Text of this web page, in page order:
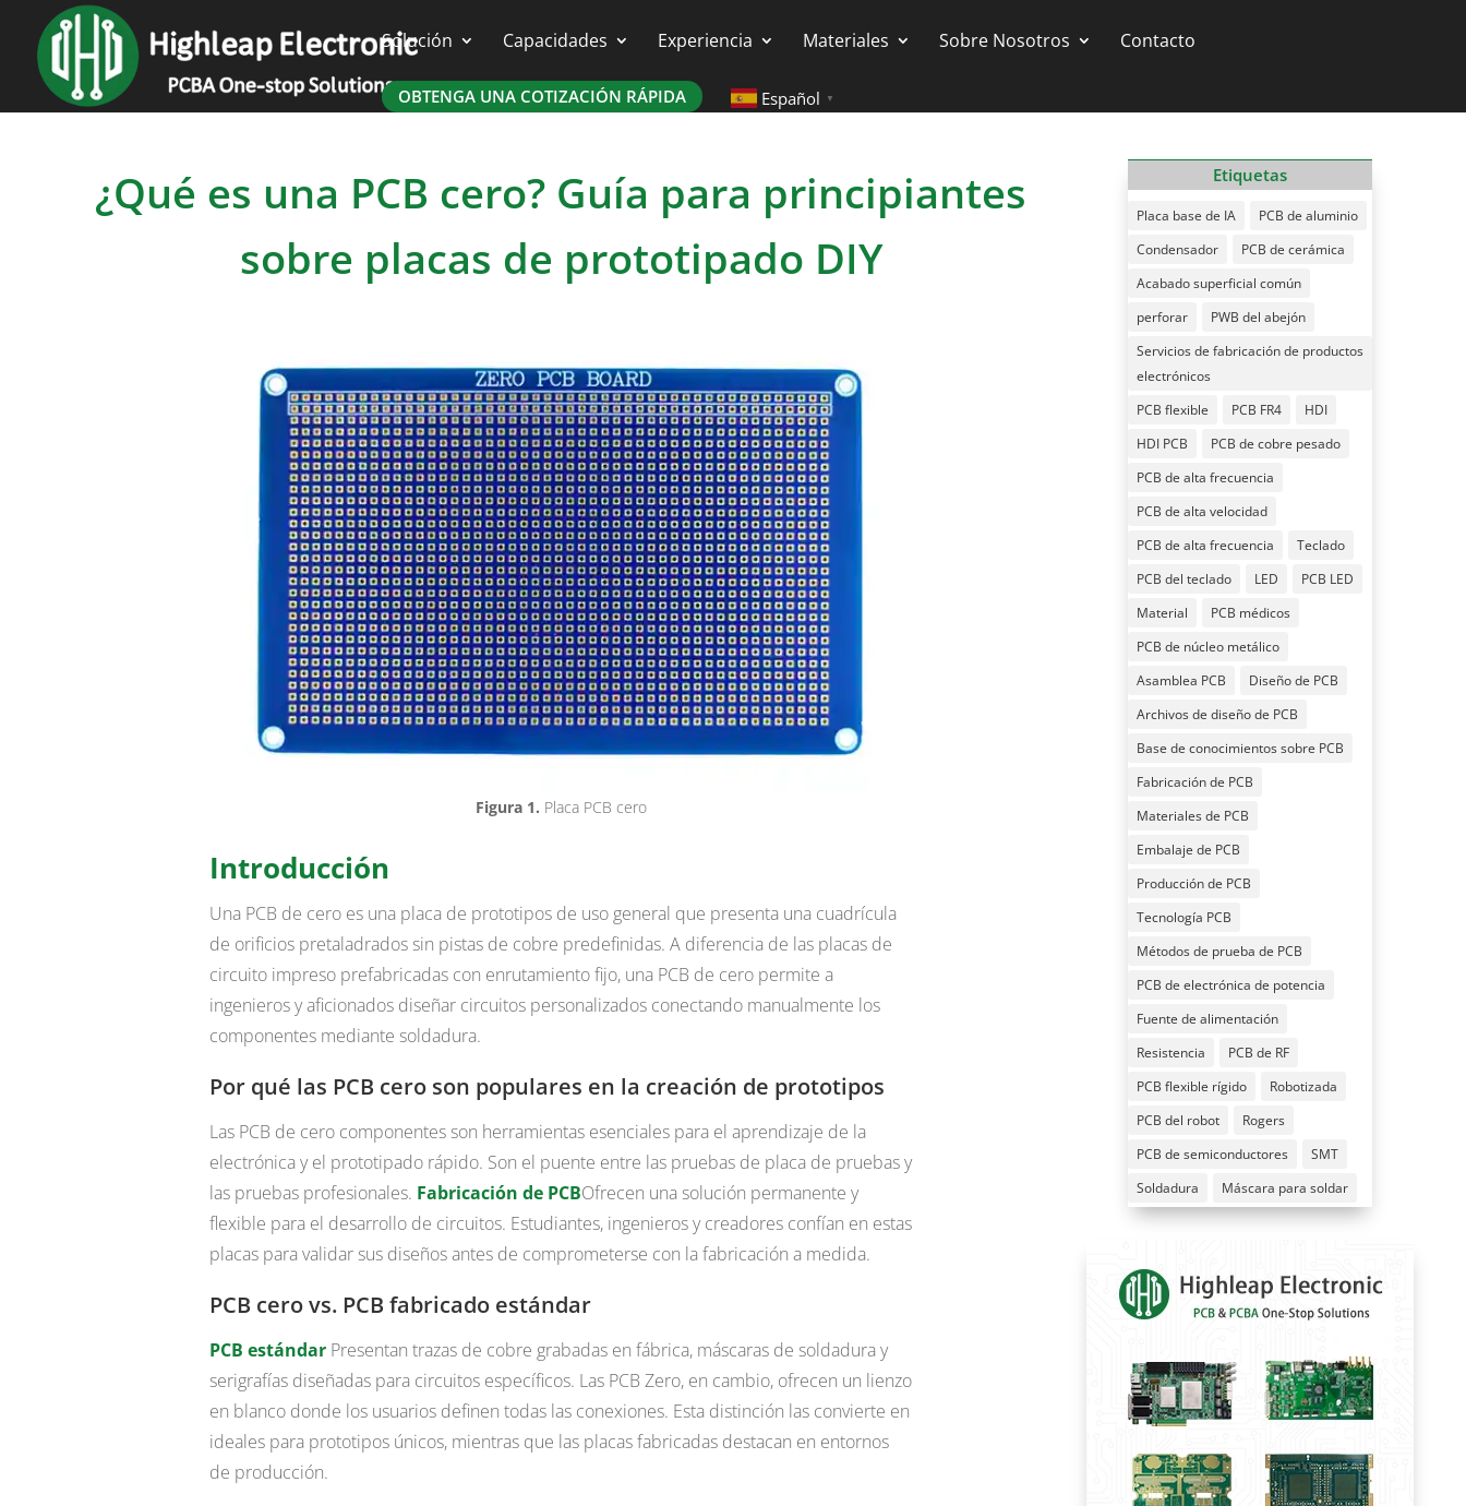
Solución Capacidades Experiencia Materiales Sobre Nosotros Contacto
OBTENGA UNA COTIZACIÓN RÁPIDA Español ▼
¿Qué es una PCB cero? Guía para principiantes
sobre placas de prototipado DIY
Figura 1. Placa PCB cero
Introducción
Una PCB de cero es una placa de prototipos de uso general que presenta una cuadrícula
de orificios pretaladrados sin pistas de cobre predefinidas. A diferencia de las placas de
circuito impreso prefabricadas con enrutamiento fijo, una PCB de cero permite a
ingenieros y aficionados diseñar circuitos personalizados conectando manualmente los
componentes mediante soldadura.
Por qué las PCB cero son populares en la creación de prototipos
Las PCB de cero componentes son herramientas esenciales para el aprendizaje de la
electrónica y el prototipado rápido. Son el puente entre las pruebas de placa de pruebas y
las pruebas profesionales. Fabricación de PCBOfrecen una solución permanente y
flexible para el desarrollo de circuitos. Estudiantes, ingenieros y creadores confían en estas
placas para validar sus diseños antes de comprometerse con la fabricación a medida.
PCB cero vs. PCB fabricado estándar
PCB estándarPresentan trazas de cobre grabadas en fábrica, máscaras de soldadura y
serigrafías diseñadas para circuitos específicos. Las PCB Zero, en cambio, ofrecen un lienzo
en blanco donde los usuarios definen todas las conexiones. Esta distinción las convierte en
ideales para prototipos únicos, mientras que las placas fabricadas destacan en entornos
de producción.
Etiquetas
Placa base de IA
PCB de aluminio
Condensador
PCB de cerámica
Acabado superficial común
perforar
PWB del abejón
Servicios de fabricación de productos
electrónicos
PCB flexible
PCB FR4
HDI
HDI PCB
PCB de cobre pesado
PCB de alta frecuencia
PCB de alta velocidad
PCB de alta frecuencia
Teclado
PCB del teclado
LED
PCB LED
Material
PCB médicos
PCB de núcleo metálico
Asamblea PCB
Diseño de PCB
Archivos de diseño de PCB
Base de conocimientos sobre PCB
Fabricación de PCB
Materiales de PCB
Embalaje de PCB
Producción de PCB
Tecnología PCB
Métodos de prueba de PCB
PCB de electrónica de potencia
Fuente de alimentación
Resistencia
PCB de RF
PCB flexible rígido
Robotizada
PCB del robot
Rogers
PCB de semiconductores
SMT
Soldadura
Máscara para soldar